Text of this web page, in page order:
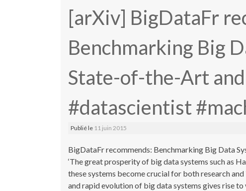
[arXiv] BigDataFr
Benchmarking Big
State-of-the-Art
#datascientist
Publié le 11 juin 2015
BigDataFr recommends: Benchmarking Big Data
‘The great prosperity of big data systems such as
these systems become crucial for both research
and rapid evolution of big data systems gives rise